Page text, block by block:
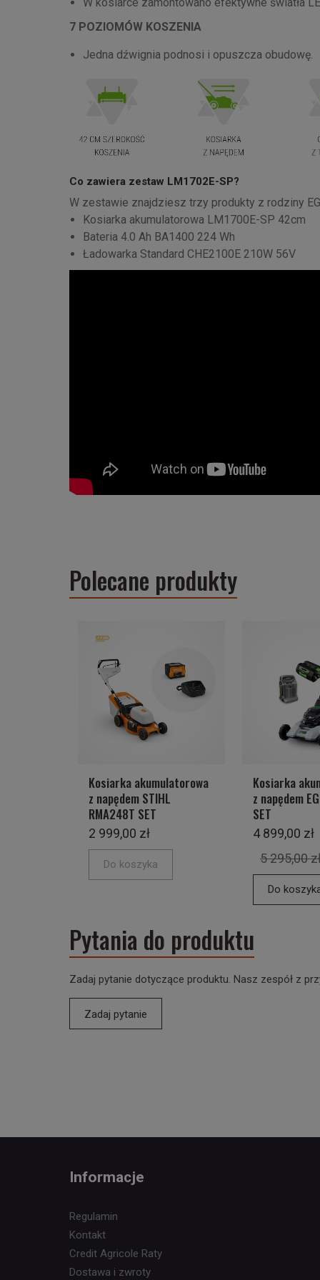
7 POZIOMÓW KOSZENIA
Jedna dźwignia podnosi i opuszcza obudowę.
Co zawiera zestaw LM1702E-SP?
W zestawie znajdziesz trzy produkty z rodziny
Kosiarka akumulatorowa LM1700E-SP 42cm
Bateria 4.0 Ah BA1400 224 Wh
Ładowarka Standard CHE2100E 210W 56V
Polecane produkty
Kosiarka akumulatorowa
z napędem STIHL
RMA248T SET
2 999,00 zł
Do koszyka
Kosiarka
z napędem
SET
4 899,00 zł
5 295,00
Do
Pytania do produktu
Zadaj pytanie dotyczące produktu. Nasz zespół z
Zadaj pytanie
Informacje
Regulamin
Kontakt
Credit Agricole Raty
Dostawa i zwroty